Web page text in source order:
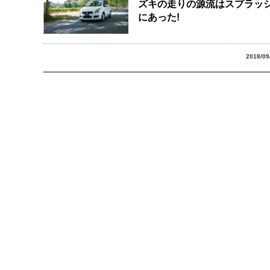
ズキの走りの源流はスプラッ
にあった!
2018/